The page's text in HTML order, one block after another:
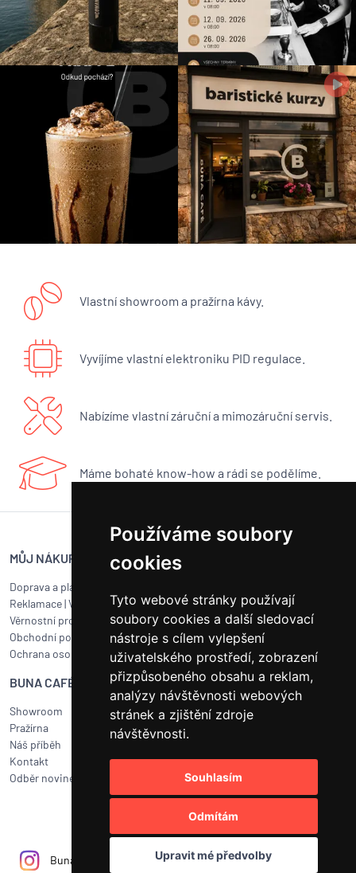
Používáme soubory
cookies
Tyto webové stránky používají
soubory cookies a další sledovací
nástroje s cílem vylepšení
uživatelského prostředí, zobrazení
přizpůsobeného obsahu a reklam,
analýzy návštěvnosti webových
stránek a zjištění zdroje
návštěvnosti.
Souhlasím
Odmítám
Upravit mé předvolby
Vlastní showroom a pražírna kávy.
Vyvíjíme vlastní elektroniku PID regulace.
Nabízíme vlastní záruční a mimozáruční servis.
Máme bohaté know-how a rádi se podělíme.
MŮJ NÁKUP
Doprava a platba
Reklamace|Vrácení zboží
Věrnostní program
Obchodní podmínky
Ochrana osobních údajů
Objednat servis
Jak připravit balík na přepravu?
Čištění a údržba
Kariéra
BUNA CAFÉ
Showroom
Pražírna
Náš příběh
Kontakt
Odběr novinek
RYCHLÝ KONTAKT
BUNA CAFÉ
obchod@bunacafe.cz
+420 311 236 236
Bunacafecz Bunacafe.cz